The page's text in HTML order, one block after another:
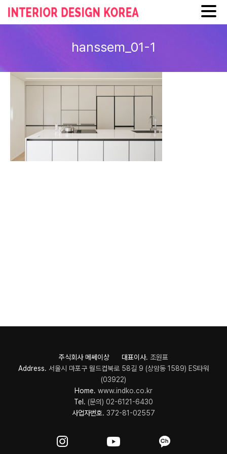
Skip
hanssem_01-1
주식회사 메쎄이상 대표이사. 조원표
Address. 서울시 마포구 월드컵북로 58길 9 (상암동 1589) ES타워
(03922)
Home. www.indko.co.kr
Tel. (문의) 02-6121-6430
사업자번호. 372-81-02557